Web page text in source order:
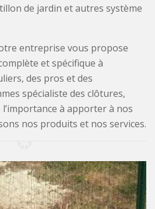
de jardin et autres système
entreprise vous propose
et spécifique à
des pros et des
spécialiste des clôtures,
à apporter à nos
nos produits et nos services.